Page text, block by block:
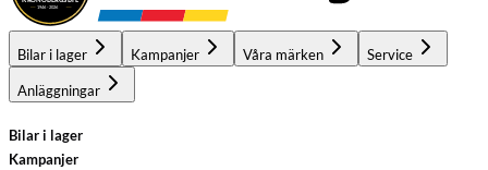
Bilar i lager Kampanjer Våra märken Service
Anläggningar
Bilar i lager
Kampanjer